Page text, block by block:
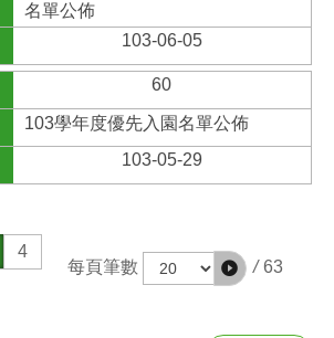
名單公佈
103-06-05
60
103學年度優先入園名單公佈
103-05-29
4
每頁筆數
/ 63